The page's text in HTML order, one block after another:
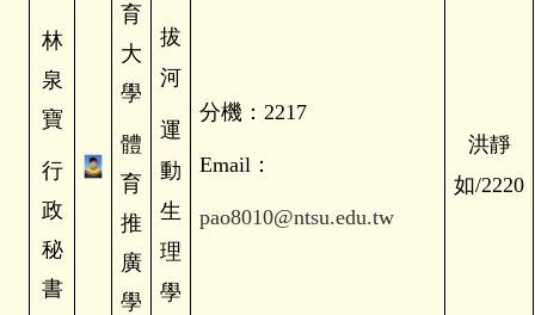
林
泉
寶
行
政
秘
書
育
大
學
體
育
推
廣
學
拔
河
運
動
生
理
學
分機：2217
Email ：
pao8010@ntsu.edu.tw
洪靜
如/2220